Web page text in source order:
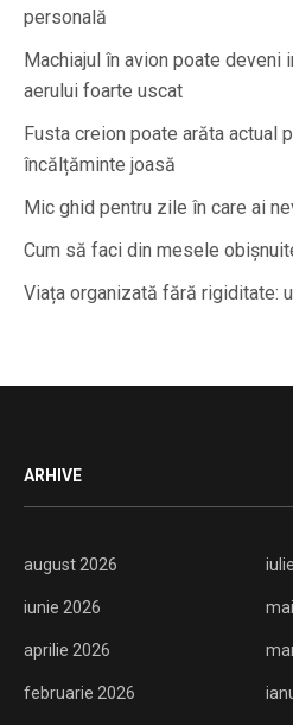
personală
Machiajul în avion poate deveni
aerului foarte uscat
Fusta creion poate arăta actual
încălțăminte joasă
Mic ghid pentru zile în care ai
Cum să faci din mesele
Viața organizată fără rigiditate:
ARHIVE
august 2026
iunie 2026
aprilie 2026
februarie 2026